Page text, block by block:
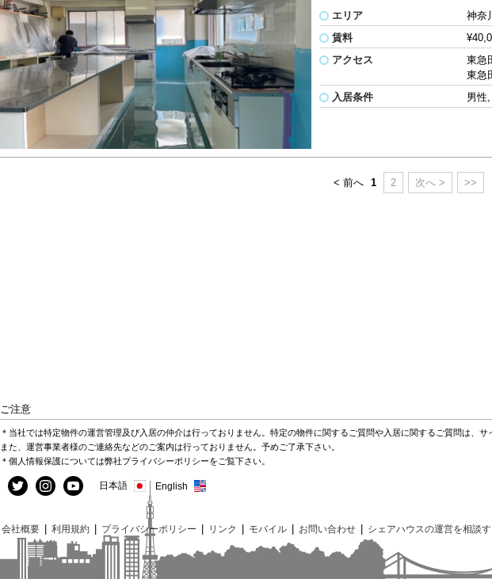
エリア
神奈
賃料
アクセス
東急
東急
入居条件
男性
< 前へ 1 2 次へ > >>
ご注意
＊当社では特定物件の運営管理及び入居の仲介は行っておりません。特定の物件に関するご質問や入居に関するご質問は、
また、運営事業者様のご連絡先などのご案内は行っておりません。予めご了承下さい。
＊個人情報保護については弊社プライバシーポリシーをご覧下さい。
日本語 English
会社概要 | 利用規約 | プライバシーポリシー | リンク | モバイル | お問い合わせ | シェアハウスの運営を相談